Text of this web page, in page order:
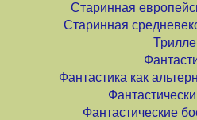
Старинная
Старинная
Фантастика как
Фантастические